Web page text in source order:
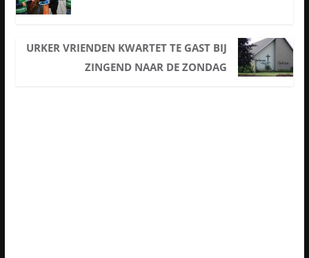
URKER VRIENDEN KWARTET TE GAST BIJ
ZINGEND NAAR DE ZONDAG